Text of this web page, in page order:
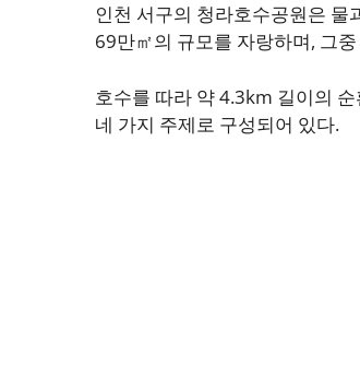
인천 서구의 청라호수공원은 물
69만㎡의 규모를 자랑하며, 그
호수를 따라 약 4.3km 길이의
네 가지 주제로 구성되어 있다.